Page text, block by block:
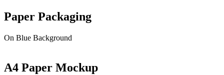
Paper Packaging
On Blue Background
A4 Paper Mockup